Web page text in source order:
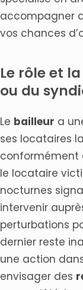
accompagner
vos chances
Le rôle et
ou du
Le bailleur a
ses locataires
conformément
le locataire
nocturnes
intervenir
perturbations
dernier reste
une action
envisager des